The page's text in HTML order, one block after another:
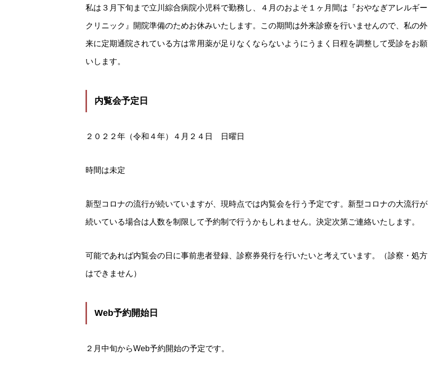
私は３月下旬まで立川綜合病院小児科で勤務し、４月のおよそ１ヶ月間は『おやなぎアレルギー
クリニック』開院準備のためお休みいたします。この期間は外来診療を行いませんので、私の外
来に定期通院されている方は常用薬が足りなくならないようにうまく日程を調整して受診をお願
いします。
内覧会予定日
２０２２年（令和４年）４月２４日 日曜日
時間は未定
新型コロナの流行が続いていますが、現時点では内覧会を行う予定です。新型コロナの大流行が
続いている場合は人数を制限して予約制で行うかもしれません。決定次第ご連絡いたします。
可能であれば内覧会の日に事前患者登録、診察券発行を行いたいと考えています。（診察・処方
はできません）
Web予約開始日
２月中旬からWeb予約開始の予定です。